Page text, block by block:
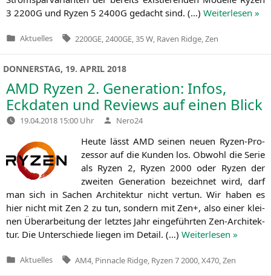
3 2200G und Ryzen 5 2400G gedacht sind. (…) Wei­ter­le­sen »
Veröffentlicht
Aktuelles Tags:
2200GE 2400GE 35 W Raven Ridge Zen
DONNERSTAG, 19. APRIL 2018
AMD Ryzen 2. Generation: Infos,
Eckdaten und Reviews auf einen Blick
19.04.2018 15:00 Uhr Verfasst
von
Nero24
Heu­te lässt AMD sei­nen neu­en Ryzen-Pro­­
zes­­sor auf die Kun­den los. Obwohl die Serie
als Ryzen 2, Ryzen 2000 oder Ryzen der
zwei­ten Gene­ra­ti­on bezeich­net wird, darf
man sich in Sachen Archi­tek­tur nicht ver­tun. Wir haben es
hier nicht mit Zen 2 zu tun, son­dern mit Zen+, also einer klei­
nen Über­ar­bei­tung der letz­tes Jahr ein­ge­führ­ten Zen-Archi­­tek­­
tur. Die Unter­schie­de lie­gen im Detail. (…) Wei­ter­le­sen »
Veröffentlicht
Aktuelles Tags:
AM4 Pinnacle Ridge Ryzen 7 2000 X470 Zen